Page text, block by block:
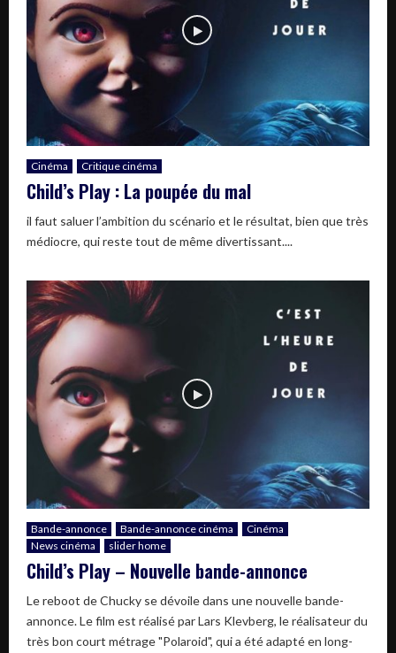
Cinéma Critique cinéma
Child’s Play : La poupée du mal
il faut saluer l’ambition du scénario et le résultat, bien que très
médiocre, qui reste tout de même divertissant....
Bande-annonce Bande-annonce cinéma
Cinéma
News cinéma
slider home
Child’s Play – Nouvelle bande-annonce
Le reboot de Chucky se dévoile dans une nouvelle bande-
annonce. Le film est réalisé par Lars Klevberg, le réalisateur du
très bon court métrage "Polaroid", qui a été adapté en long-